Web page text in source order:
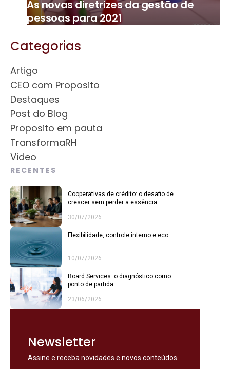
As novas diretrizes da gestão de
pessoas para 2021
Categorias
Artigo
CEO com Proposito
Destaques
Post do Blog
Proposito em pauta
TransformaRH
Video
RECENTES
Cooperativas de crédito: o desafio de
crescer sem perder a essência
30/07/2026
Flexibilidade, controle interno e eco.
10/07/2026
Board Services: o diagnóstico como
ponto de partida
23/06/2026
Newsletter
Assine e receba novidades e novos conteúdos.